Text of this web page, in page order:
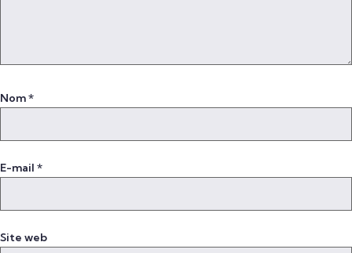
Nom*
E-mail *
Site web